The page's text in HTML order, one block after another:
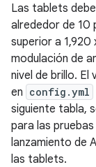
Las tablets
alrededor de 10
superior a 1,920
modulación de
nivel de brillo. El
en config.yml
siguiente tabla,
para las
lanzamiento de
las tablets.